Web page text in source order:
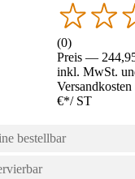
(0)
Preis —
inkl. MwSt.
€*/ ST
bestellbar